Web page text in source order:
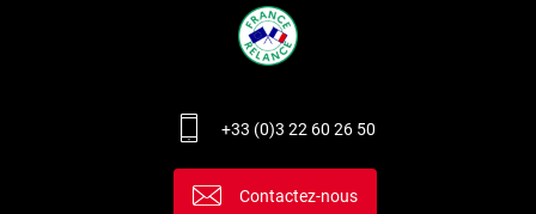
+33 (0)3 22 60 26 50
Contactez-nous